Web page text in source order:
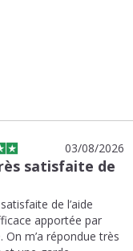
03/08/2026
satisfaite de
de l’aide
apportée par
On m’a répondue très